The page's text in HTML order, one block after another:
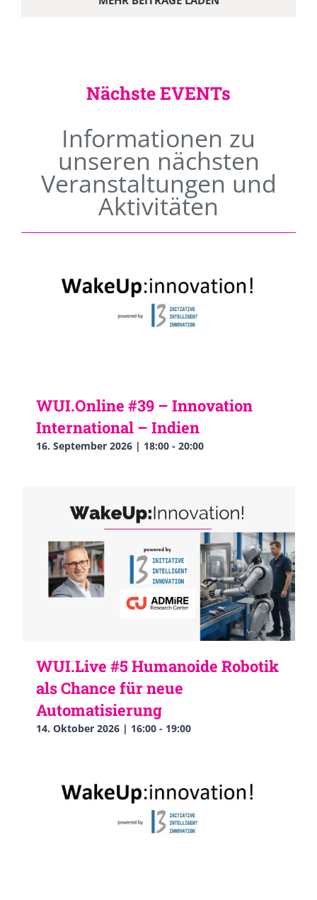
Nächste EVENTs
Informationen zu
unseren nächsten
Veranstaltungen und
Aktivitäten
WUI.Online #39 – Innovation
International – Indien
16. September 2026 | 18:00 - 20:00
WUI.Live #5 Humanoide Robotik
als Chance für neue
Automatisierung
14. Oktober 2026 | 16:00 - 19:00